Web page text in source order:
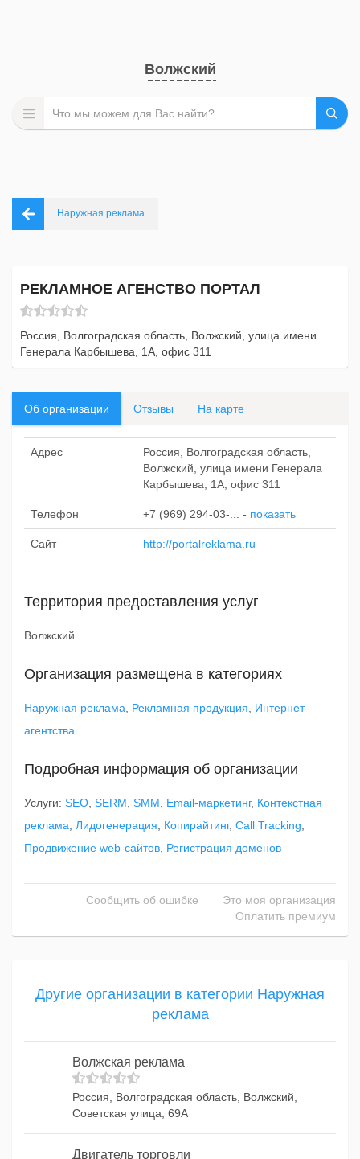
Волжский
Наружная реклама
РЕКЛАМНОЕ АГЕНСТВО ПОРТАЛ
Россия, Волгоградская область, Волжский, улица имени
Генерала Карбышева, 1А, офис 311
Об организации Отзывы На карте
Адрес
Россия, Волгоградская область,
Волжский, улица имени Генерала
Карбышева, 1А, офис 311
Телефон +7 (969) 294-03-... - показать
Сайт http://portalreklama.ru
Территория предоставления услуг
Волжский.
Организация размещена в категориях
Наружная реклама Рекламная продукция
Интернет-
агентства
Подробная информация об организации
Услуги: SEO SERM SMM Email-маркетинг, Контекстная
реклама Лидогенерация Копирайтинг, Call Tracking
Продвижение web-сайтов Регистрация доменов
Сообщить об ошибке
Это моя организация
Оплатить премиум
Другие организации в категории Наружная
реклама
Волжская реклама
Россия, Волгоградская область, Волжский,
Советская улица, 69А
Двигатель торговли